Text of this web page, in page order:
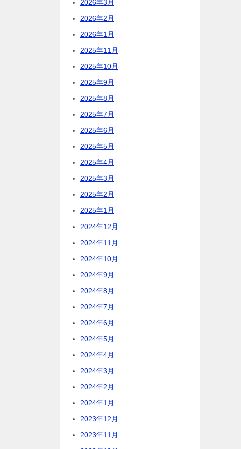
2026年3月
2026年2月
2026年1月
2025年11月
2025年10月
2025年9月
2025年8月
2025年7月
2025年6月
2025年5月
2025年4月
2025年3月
2025年2月
2025年1月
2024年12月
2024年11月
2024年10月
2024年9月
2024年8月
2024年7月
2024年6月
2024年5月
2024年4月
2024年3月
2024年2月
2024年1月
2023年12月
2023年11月